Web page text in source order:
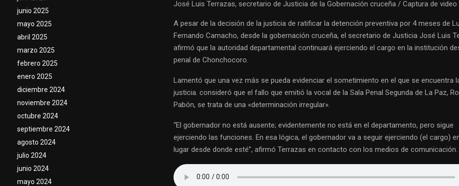
José Luis Terrazas, secretario de Justicia de la Gobernación cruceña / Captura de video
A pesar de la decisión de la justicia de ratificar la detención preventiva por 4 meses de
Fernando Camacho, desde la gobernación cruceña, el secretario de Justicia José Luis
afirmó que la autoridad departamental continuará ejerciendo el cargo en la institución
penal de Chonchocoro.
Lamentó que una vez más se pueda evidenciar el sometimiento en el que se encuentra
justicia. consideró que el fallo que emitió la vocal de la Sala Penal Segunda de La Paz,
Pabón, se trata de una «determinación irregular».
“El gobernador no está ausente; evidentemente no está en el departamento, pero sigue
ejerciendo las funciones. En esa lógica, el gobernador va a seguir ejerciendo (el cargo)
lugar desde donde esté”, afirmó Terrazas en contacto con los medios de comunicación.
junio 2025
mayo 2025
abril 2025
marzo 2025
febrero 2025
enero 2025
diciembre 2024
noviembre 2024
octubre 2024
septiembre 2024
agosto 2024
julio 2024
junio 2024
mayo 2024